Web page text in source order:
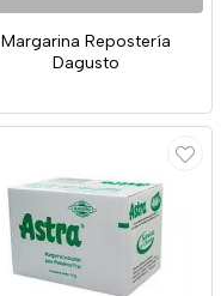
Margarina Repostería
Dagusto